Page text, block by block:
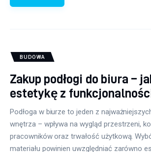
BUDOWA
Zakup podłogi do biura –
estetykę z
Podłoga w biurze to jeden z
wnętrza – wpływa na wygląd przestrzeni,
pracowników oraz trwałość użytkową.
materiału powinien uwzględniać zarówno